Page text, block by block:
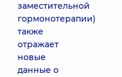
заместительной
гормонотерапии)
также
отражает
новые
данные о